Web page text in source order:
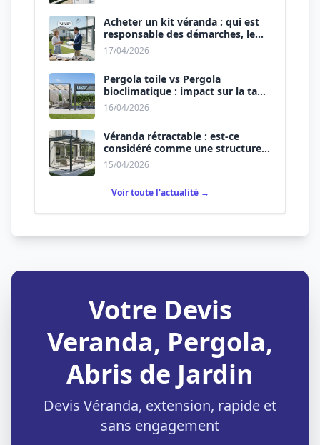
Acheter un kit véranda : qui est
responsable des démarches, le
vendeur ou vous ?
17/04/2026
Pergola toile vs Pergola
bioclimatique : impact sur la taxe
d’aménagement.
16/04/2026
Véranda rétractable : est-ce
considéré comme une structure
permanente ?
15/04/2026
Voir toute l'actualité →
Votre Devis
Veranda, Pergola,
Abris de Jardin
Devis Véranda, extension, rapide et
sans engagement